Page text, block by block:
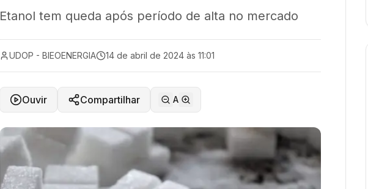
Etanol tem queda após período de alta no mercado
UDOP - BIEOENERGIA 14 de abril de 2024 às 11:01
Ouvir Compartilhar A